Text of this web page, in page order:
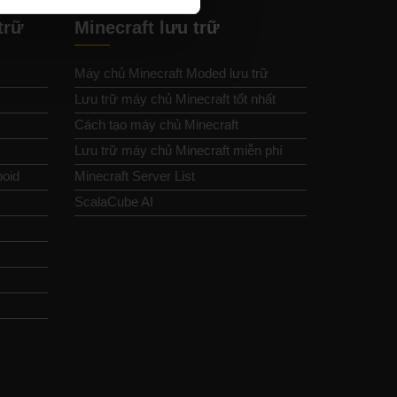
Minecraft lưu trữ
Máy chủ Minecraft Moded lưu trữ
Lưu trữ máy chủ Minecraft tốt nhất
Cách tạo máy chủ Minecraft
Lưu trữ máy chủ Minecraft miễn phí
Minecraft Server List
ScalaCube AI